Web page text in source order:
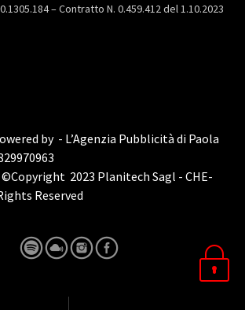
– Contratto N. 0.459.412 del 1.10.2023
by - L’Agenzia Pubblicità di Paola
2023 Planitech Sagl - CHE-
Reserved